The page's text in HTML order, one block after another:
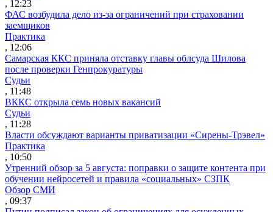
, 12:23
ФАС возбудила дело из-за ограничений при страховании
заемщиков
Практика
, 12:06
Самарская ККС приняла отставку главы облсуда Шилова
после проверки Генпрокуратуры
Судьи
, 11:48
ВККС открыла семь новых вакансий
Судьи
, 11:28
Власти обсуждают варианты приватизации «Сирены-Трэвел»
Практика
, 10:50
Утренний обзор за 5 августа: поправки о защите контента при
обучении нейросетей и правила «социальных» СЗПК
Обзор СМИ
, 09:37